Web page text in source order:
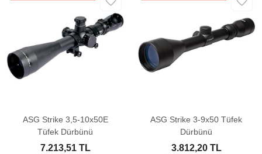
ASG Strike 3,5-10x50E
Tüfek Dürbünü
7.213,51 TL
ASG Strike 3-9x50 Tüfek
Dürbünü
3.812,20 TL